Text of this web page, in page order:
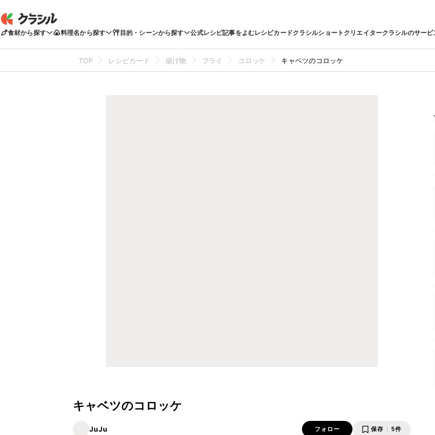
食材から探す 料理名から探す 目的・シーンから探す 公式レシピ記事をよむレシピカードクラシルショートクリエイタークラシルのサービ
TOP レシピカード 揚げ物 フライ コロッケ キャベツのコロッケ
キャベツのコロッケ
JuJu フォロー 保存 5件